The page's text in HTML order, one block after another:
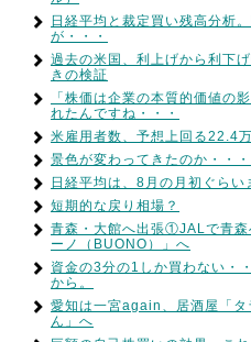
日経平均と裁定買い残高分析
が・・・
過去の米国、利上げから利下
きの検証
「株価は企業の本質的価値の
れたんですね・・・
米雇用者数、予想上回る22.4
景色が変わってきたのか・・・
日経平均は、8月の月初ぐらい
短期的な戻り相場？
青森・大館へ出張①JALで青森
ーノ（BUONO）」へ
資金の3分の1しか買わない・
から。
愛知は一宮again、居酒屋「タ
ん」へ